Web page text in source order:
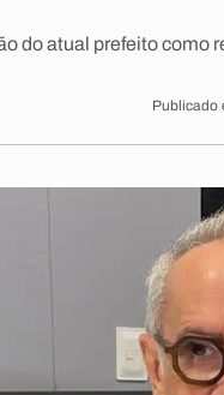
do atual prefeito como
Publicado